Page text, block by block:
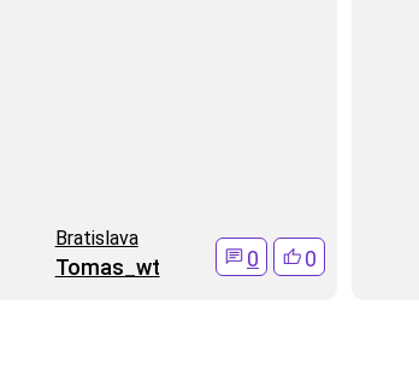
Bratislava
Tomas_wt 0 0